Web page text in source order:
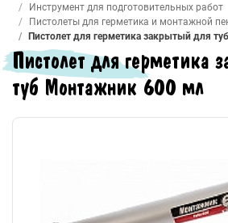
Инструмент для подготовительных работ
Пистолеты для герметика и монтажной
Пистолет для герметика закрытый для
Пистолет для герметика
туб Монтажник 600 мл